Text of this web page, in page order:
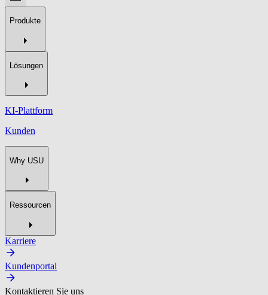
Produkte
Lösungen
KI-Plattform
Kunden
Why USU
Ressourcen
Karriere
Kundenportal
Kontaktieren Sie uns